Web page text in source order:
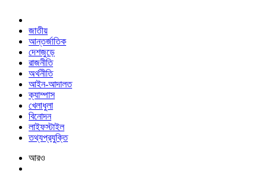
জাতীয়
আন্তর্জাতিক
দেশজুড়ে
রাজনীতি
অর্থনীতি
আইন-আদালত
ক্যাম্পাস
খেলাধুলা
বিনোদন
লাইফস্টাইল
তথ্যপ্রযুক্তি
আরও